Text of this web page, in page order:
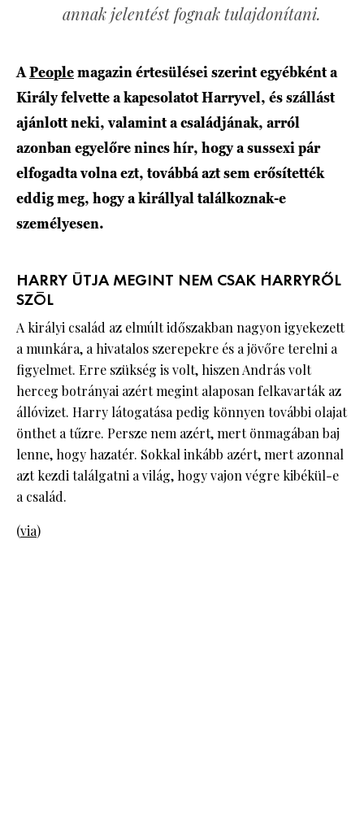
annak jelentést fognak tulajdonítani.
APeoplemagazin értesülései szerint egyébként a
Király felvette a kapcsolatot Harryvel, és szállást
ajánlott neki, valamint a családjának, arról
azonban egyelőre nincs hír, hogy a sussexi pár
elfogadta volna ezt, továbbá azt sem erősítették
eddig meg, hogy a királlyal találkoznak-e
személyesen.
HARRY ÚTJA MEGINT NEM CSAK HARRYRŐL
SZÓL
A királyi család az elmúlt időszakban nagyon igyekezett
a munkára, a hivatalos szerepekre és a jövőre terelni a
figyelmet. Erre szükség is volt, hiszen András volt
herceg botrányai azért megint alaposan felkavarták az
állóvizet. Harry látogatása pedig könnyen további olajat
önthet a tűzre. Persze nem azért, mert önmagában baj
lenne, hogy hazatér. Sokkal inkább azért, mert azonnal
azt kezdi találgatni a világ, hogy vajon végre kibékül-e
a család.
(via)